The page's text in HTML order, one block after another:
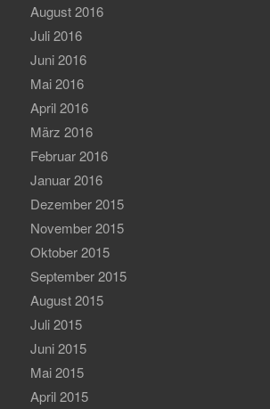
August 2016
Juli 2016
Juni 2016
Mai 2016
April 2016
März 2016
Februar 2016
Januar 2016
Dezember 2015
November 2015
Oktober 2015
September 2015
August 2015
Juli 2015
Juni 2015
Mai 2015
April 2015